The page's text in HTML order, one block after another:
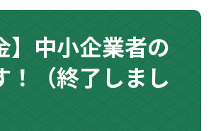
】中小企業者の
！（終了しまし